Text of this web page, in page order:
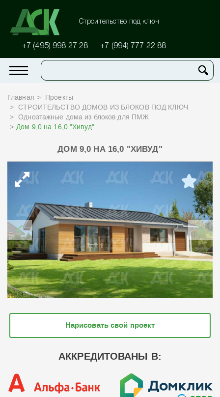
Строительство под ключ
+7 (495) 998 27 28 +7 (994) 777 22 88
Главная
Проекты
СТРОИТЕЛЬСТВО ДОМОВ ИЗ БЛОКОВ ПОД КЛЮЧ
Одноэтажные дома из блоков для ПМЖ
Дом 9,0 на 16,0 "Хивуд"
ДОМ 9,0 НА 16,0 "ХИВУД"
Нарисовать свой проект
АККРЕДИТОВАНЫ В: